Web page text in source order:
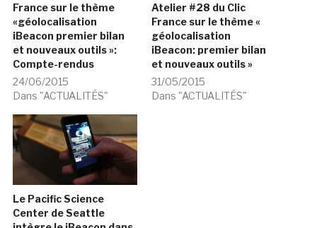
France sur le thème
«géolocalisation
iBeacon premier bilan
et nouveaux outils »:
Compte-rendus
24/06/2015
Dans "ACTUALITÉS"
Atelier #28 du Clic
France sur le thème «
géolocalisation
iBeacon: premier bilan
et nouveaux outils »
31/05/2015
Dans "ACTUALITÉS"
Le Pacific Science
Center de Seattle